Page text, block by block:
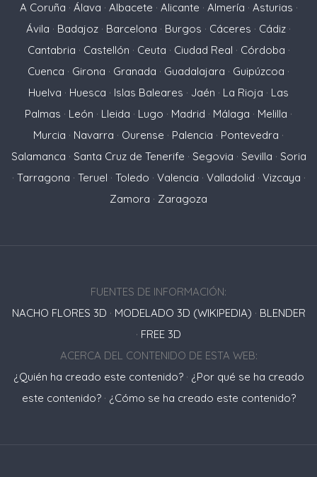
A Coruña · Álava · Albacete · Alicante · Almería · Asturias ·
Ávila · Badajoz · Barcelona · Burgos · Cáceres · Cádiz ·
Cantabria · Castellón · Ceuta · Ciudad Real · Córdoba ·
Cuenca · Girona · Granada · Guadalajara · Guipúzcoa ·
Huelva · Huesca · Islas Baleares · Jaén · La Rioja · Las
Palmas · León · Lleida · Lugo · Madrid · Málaga · Melilla ·
Murcia · Navarra · Ourense · Palencia · Pontevedra ·
Salamanca · Santa Cruz de Tenerife · Segovia · Sevilla · Soria
· Tarragona · Teruel · Toledo · Valencia · Valladolid · Vizcaya ·
Zamora · Zaragoza
FUENTES DE INFORMACIÓN:
NACHO FLORES 3D · MODELADO 3D (WIKIPEDIA) · BLENDER
· FREE 3D
ACERCA DEL CONTENIDO DE ESTA WEB:
¿Quién ha creado este contenido?· ¿Por qué se ha creado
este contenido?· ¿Cómo se ha creado este contenido?